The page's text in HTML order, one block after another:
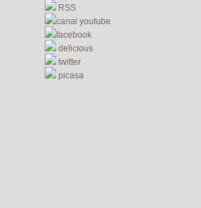
RSS
canal youtube
facebook
delicious
twitter
picasa